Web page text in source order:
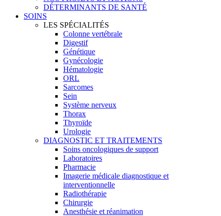
DÉTERMINANTS DE SANTÉ
SOINS
LES SPÉCIALITÉS
Colonne vertébrale
Digestif
Génétique
Gynécologie
Hématologie
ORL
Sarcomes
Sein
Système nerveux
Thorax
Thyroïde
Urologie
DIAGNOSTIC ET TRAITEMENTS
Soins oncologiques de support
Laboratoires
Pharmacie
Imagerie médicale diagnostique et
interventionnelle
Radiothérapie
Chirurgie
Anesthésie et réanimation